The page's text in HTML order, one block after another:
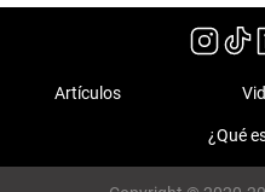
Artículos
¿Qué